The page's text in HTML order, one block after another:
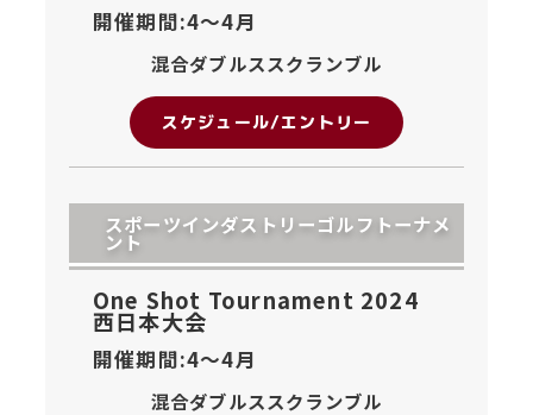
開催期間:4〜4月
混合ダブルススクランブル
スケジュール/エントリー
スポーツインダストリーゴルフトーナメ
ント
One Shot Tournament 2024
西日本大会
開催期間:4〜4月
混合ダブルススクランブル